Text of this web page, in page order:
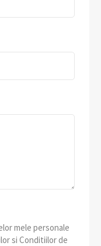
mele personale
si Conditiilor de